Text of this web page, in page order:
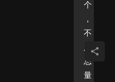
个
，
不
总
量